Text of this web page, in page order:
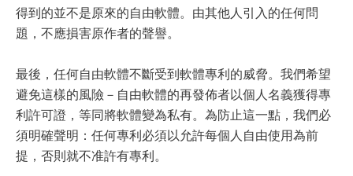
得到的並不是原來的自由軟體。由其他人引入的任何問
題，不應損害原作者的聲譽。
最後，任何自由軟體不斷受到軟體專利的威脅。我們希望
避免這樣的風險－自由軟體的再發佈者以個人名義獲得專
利許可證，等同將軟體變為私有。為防止這一點，我們必
須明確聲明：任何專利必須以允許每個人自由使用為前
提，否則就不准許有專利。